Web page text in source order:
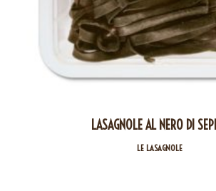
LASAGNOLE AL NERO DI
LE LASAGNOLE